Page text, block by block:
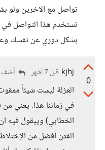
تواصل مع الاخرين ولو
تستخدم هذا التواصل
بشكل دوري عن نفسك
0
kjhj قبل 7 أشهر أضف
العزلة ليست شيئاً
في زماننا هذا. يعني من
الخطابي) وييقول فيه
الفتن أفضل من